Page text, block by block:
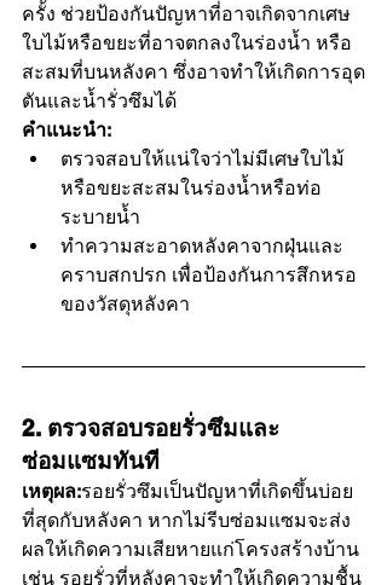
ครั้ง ช่วยป้องกันปัญหาที่อาจเกิดจากเศษ
ใบไม้หรือขยะที่อาจตกลงในร่องน้ำ หรือ
สะสมที่บนหลังคา ซึ่งอาจทำให้เกิดการอุด
ตันและน้ำรั่วซึมได้
คำแนะนำ:
ตรวจสอบให้แน่ใจว่าไม่มีเศษใบไม้
หรือขยะสะสมในร่องน้ำหรือท่อ
ระบายน้ำ
ทำความสะอาดหลังคาจากฝุ่นและ
คราบสกปรก เพื่อป้องกันการสึกหรอ
ของวัสดุหลังคา
2. ตรวจสอบรอยรั่วซึมและ
ซ่อมแซมทันที
เหตุผล:รอยรั่วซึมเป็นปัญหาที่เกิดขึ้นบ่อย
ที่สุดกับหลังคา หากไม่รีบซ่อมแซมจะส่ง
ผลให้เกิดความเสียหายแก่โครงสร้างบ้าน
เช่น รอยรั่วที่หลังคาจะทำให้เกิดความชื้น